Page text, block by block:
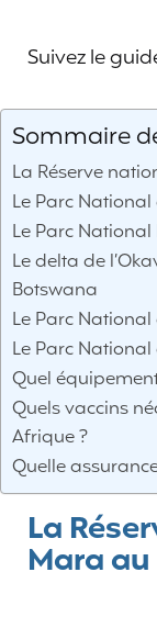
Suivez le
Sommaire
La Réserve
Le Parc
Le Parc
Le delta de
Botswana
Le Parc
Le Parc
Quel
Quels vaccins
Afrique ?
Quelle
La
Mara